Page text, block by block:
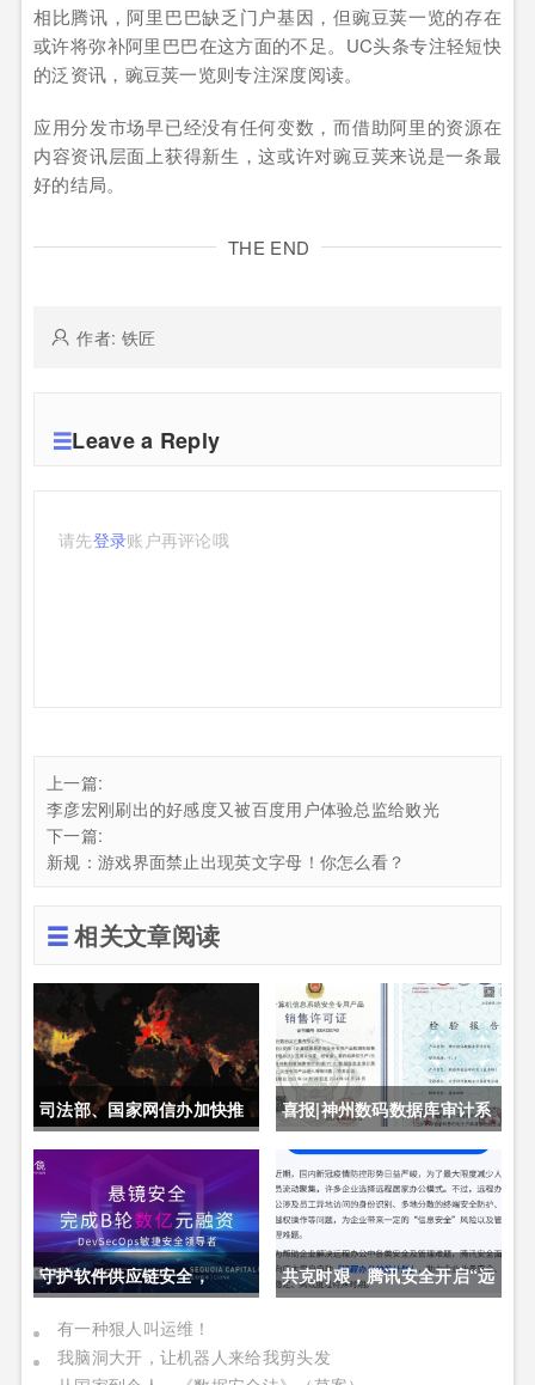
相比腾讯，阿里巴巴缺乏门户基因，但豌豆荚一览的存在
或许将弥补阿里巴巴在这方面的不足。UC头条专注轻短快
的泛资讯，豌豆荚一览则专注深度阅读。
应用分发市场早已经没有任何变数，而借助阿里的资源在
内容资讯层面上获得新生，这或许对豌豆荚来说是一条最
好的结局。
THE END
作者: 铁匠
Leave a Reply
请先登录账户再评论哦
上一篇:
李彦宏刚刷出的好感度又被百度用户体验总监给败光
下一篇:
新规：游戏界面禁止出现英文字母！你怎么看？
相关文章阅读
司法部、国家网信办加快推
动制定《未成年人网络保护
喜报|神州数码数据库审计系
统获公安部销售许可证
守护软件供应链安全，
DevSecOps头部厂商「悬
镜安全」完成B轮数亿元融
共克时艰，腾讯安全开启“远
有一种狠人叫运维！
我脑洞大开，让机器人来给我剪头发